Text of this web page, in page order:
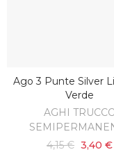
SCOPRI
Ago 3 Punte Silver
Verde
AGHI
4,15 € 3,40 €